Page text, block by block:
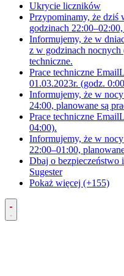
Ukrycie liczników
Przypominamy, że dziś
godzinach
Informujemy, że w
z w godzinach nocnych
techniczne.
Prace techniczne
01.03.2023r. (godz.
Informujemy, że w
24:00, planowane są
Prace techniczne
04:00).
Informujemy, że w
22:00–01:00,
Dbaj o bezpieczeństwo
Sugester
Pokaż więcej (+155)